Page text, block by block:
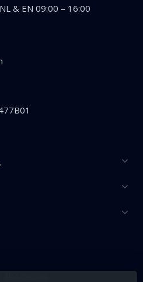
& EN 09:00 – 16:00